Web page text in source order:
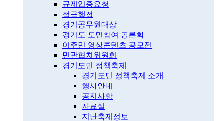
규제입증요청
적극행정
경기공무원대상
경기도 도민참여 공론화
이주민 영상콘텐츠 공모전
민관협치위원회
경기도민 정책축제
경기도민 정책축제 소개
행사안내
공지사항
자료실
지난축제정보